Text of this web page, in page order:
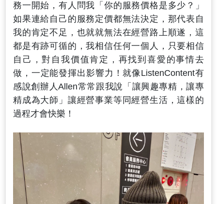
務一開始，有人問我「你的服務價格是多少？」
如果連給自己的服務定價都無法決定，那代表自
我的肯定不足，也就就無法在經營路上順遂，這
都是有跡可循的，我相信任何一個人，只要相信
自己，對自我價值肯定，再找到喜愛的事情去
做，一定能發揮出影響力！就像ListenContent有
感說創辦人Allen常常跟我說「讓興趣專精，讓專
精成為大師」讓經營事業等同經營生活，這樣的
過程才會快樂！